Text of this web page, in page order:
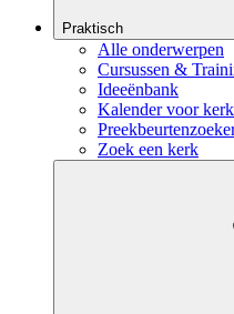
Praktisch
Alle onderwerpen
Cursussen &
Ideeënbank
Kalender voor
Zoek een kerk